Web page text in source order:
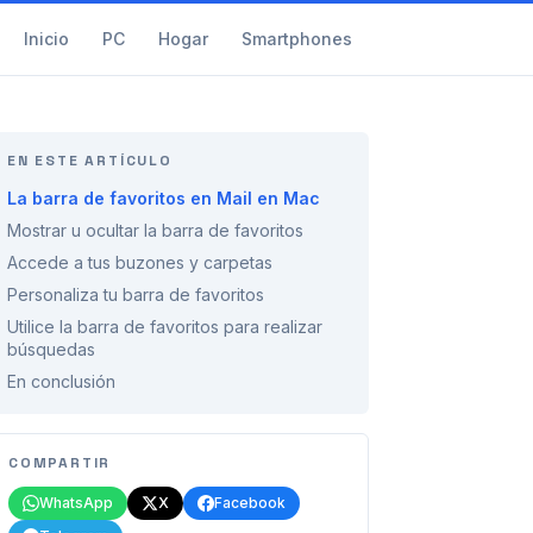
Inicio PC Hogar Smartphones
EN ESTE ARTÍCULO
La barra de favoritos en Mail en Mac
Mostrar u ocultar la barra de favoritos
Accede a tus buzones y carpetas
Personaliza tu barra de favoritos
Utilice la barra de favoritos para realizar
búsquedas
En conclusión
COMPARTIR
WhatsApp X
Facebook